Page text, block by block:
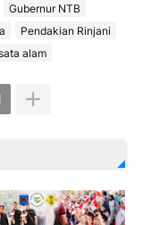
Gubernur NTB
Pendakian Rinjani
alam